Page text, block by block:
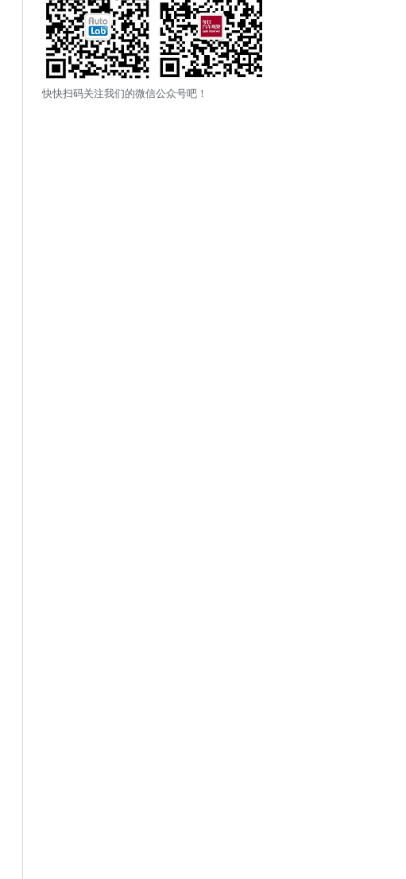
快快扫码关注我们的微信公众号吧！